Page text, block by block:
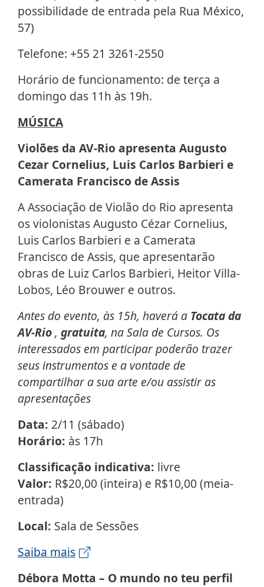
possibilidade de entrada pela Rua México,
57)
Telefone: +55 21 3261-2550
Horário de funcionamento: de terça a
domingo das 11h às 19h.
MÚSICA
Violões da AV-Rio apresenta Augusto
Cezar Cornelius, Luis Carlos Barbieri e
Camerata Francisco de Assis
A Associação de Violão do Rio apresenta
os violonistas Augusto Cézar Cornelius,
Luis Carlos Barbieri e a Camerata
Francisco de Assis, que apresentarão
obras de Luiz Carlos Barbieri, Heitor Villa-
Lobos, Léo Brouwer e outros.
Antes do evento, às 15h, haverá a Tocata da
AV-Rio, gratuita, na Sala de Cursos. Os
interessados em participar poderão trazer
seus instrumentos e a vontade de
compartilhar a sua arte e/ou assistir as
apresentações
Data: 2/11 (sábado)
Horário: às 17h
Classificação indicativa: livre
Valor: R$20,00 (inteira) e R$10,00 (meia-
entrada)
Local: Sala de Sessões
Saiba mais
Débora Motta – O mundo no teu perfil